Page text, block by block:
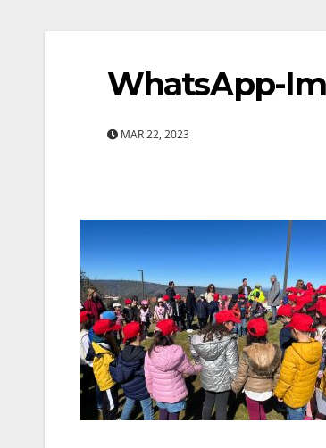
WhatsApp-
MAR 22, 2023